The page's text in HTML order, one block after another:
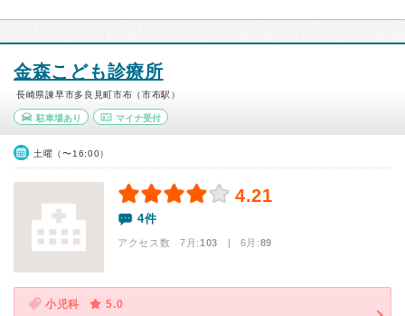
金森こども診療所
長崎県諫早市多良見町市布（市布駅）
駐車場あり マイナ受付
土曜（〜16:00）
4.21
4件
アクセス数 7月:103 | 6月:89
小児科
5.0